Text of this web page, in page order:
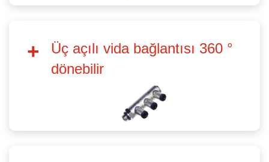
Üç açılı vida bağlantısı 360 °
dönebilir